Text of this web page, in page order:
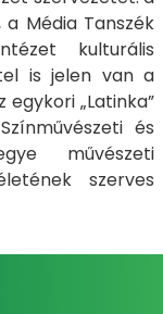
a Média Tanszék
kulturális
is jelen van a
„Latinka”
és
művészeti
szerves